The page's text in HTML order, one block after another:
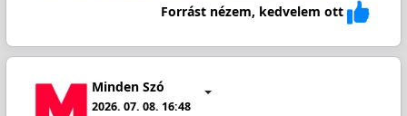
Forrást nézem, kedvelem ott
Minden Szó
2026. 07. 08. 16:48